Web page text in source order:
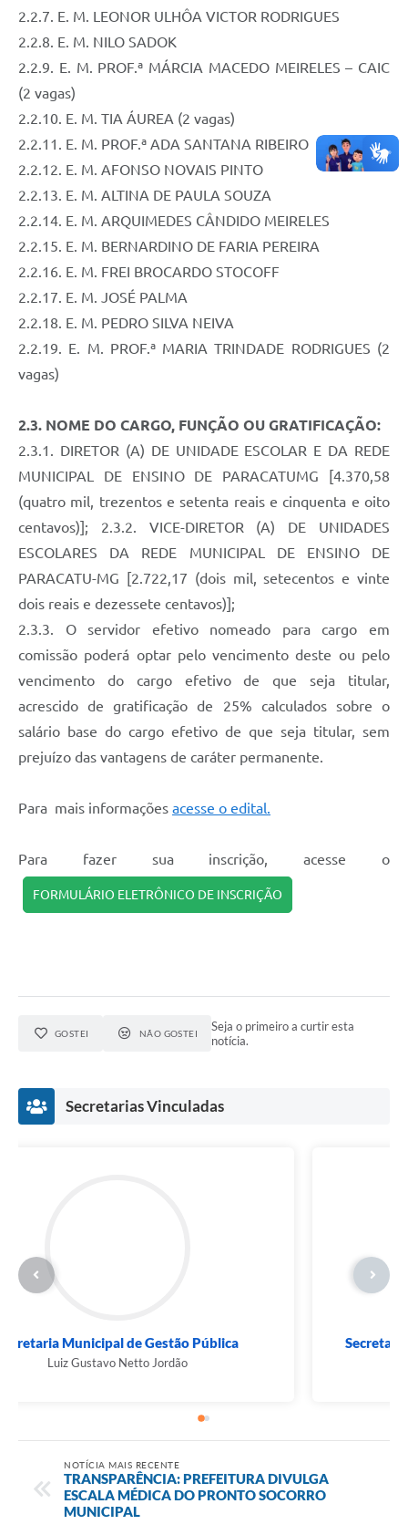
2.2.7. E. M. LEONOR ULHÔA VICTOR RODRIGUES
2.2.8. E. M. NILO SADOK
2.2.9. E. M. PROF.ª MÁRCIA MACEDO MEIRELES – CAIC
(2 vagas)
2.2.10. E. M. TIA ÁUREA (2 vagas)
2.2.11. E. M. PROF.ª ADA SANTANA RIBEIRO
2.2.12. E. M. AFONSO NOVAIS PINTO
2.2.13. E. M. ALTINA DE PAULA SOUZA
2.2.14. E. M. ARQUIMEDES CÂNDIDO MEIRELES
2.2.15. E. M. BERNARDINO DE FARIA PEREIRA
2.2.16. E. M. FREI BROCARDO STOCOFF
2.2.17. E. M. JOSÉ PALMA
2.2.18. E. M. PEDRO SILVA NEIVA
2.2.19. E. M. PROF.ª MARIA TRINDADE RODRIGUES (2
vagas)
2.3. NOME DO CARGO, FUNÇÃO OU GRATIFICAÇÃO:
2.3.1. DIRETOR (A) DE UNIDADE ESCOLAR E DA REDE
MUNICIPAL DE ENSINO DE PARACATUMG [4.370,58
(quatro mil, trezentos e setenta reais e cinquenta e oito
centavos)]; 2.3.2. VICE-DIRETOR (A) DE UNIDADES
ESCOLARES DA REDE MUNICIPAL DE ENSINO DE
PARACATU-MG [2.722,17 (dois mil, setecentos e vinte
dois reais e dezessete centavos)];
2.3.3. O servidor efetivo nomeado para cargo em
comissão poderá optar pelo vencimento deste ou pelo
vencimento do cargo efetivo de que seja titular,
acrescido de gratificação de 25% calculados sobre o
salário base do cargo efetivo de que seja titular, sem
prejuízo das vantagens de caráter permanente.
Para mais informações acesse o edital.
Para fazer sua inscrição, acesse o
FORMULÁRIO ELETRÔNICO DE INSCRIÇÃO
GOSTEI NÃO GOSTEI
Seja o primeiro a curtir esta
notícia.
Secretarias Vinculadas
Secretaria Municipal de Gestão Pública
Luiz Gustavo Netto Jordão
NOTÍCIA MAIS RECENTE
TRANSPARÊNCIA: PREFEITURA DIVULGA
ESCALA MÉDICA DO PRONTO SOCORRO
MUNICIPAL